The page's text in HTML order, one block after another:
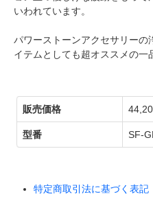
いわれています。
パワーストーンアクセサリーの
イテムとしても超オススメの
販売価格
型番 SF-
特定商取引法に基づく表記